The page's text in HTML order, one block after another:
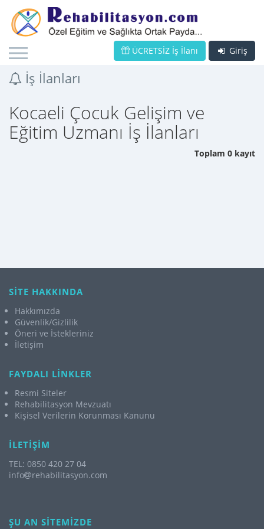
Giriş
ÜCRETSİZ İş İlanı
İş İlanları
Kocaeli Çocuk Gelişim ve
Eğitim Uzmanı İş İlanları
Toplam 0 kayıt
SİTE HAKKINDA
Hakkımızda
Güvenlik/Gizlilik
Öneri ve İstekleriniz
İletişim
FAYDALI LİNKLER
Resmi Siteler
Rehabilitasyon Mevzuatı
Kişisel Verilerin Korunması Kanunu
İLETİŞİM
TEL: 0850 420 27 04
info
rehabilitasyon.com
ŞU AN SİTEMİZDE